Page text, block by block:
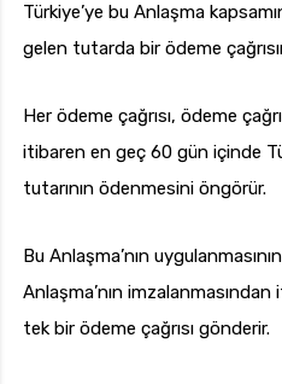
Türkiye’ye bu Anlaşma
gelen tutarda bir ödeme
Her ödeme çağrısı, ödeme
itibaren en geç 60 gün içinde
tutarının ödenmesini öngörür.
Bu Anlaşma’nın
Anlaşma’nın
tek bir ödeme çağrısı gönderir.